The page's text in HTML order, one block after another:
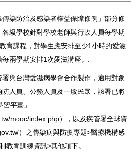
染防治及感染者權益保障條例」部分條
級學校針對學校老師與行政人員每學期
育課程，對學生應安排至少1小時的愛滋
兩學期安排1次愛滋講座。.
與台灣愛滋病學會合作製作，適用對象
人員、公務人員及一般民眾，該署已將
平臺」
mooc/index.php），以及疾管署全球資
）之傳染病與防疫專題>醫療機構感
教育訓練資訊>其他項下。